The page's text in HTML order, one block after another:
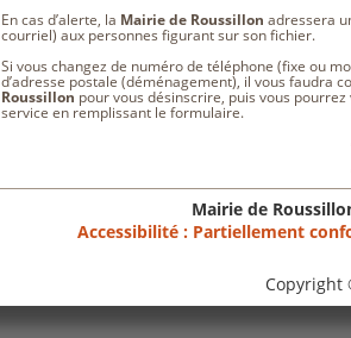
En cas d’alerte, la Mairie de Roussillon adressera
courriel) aux personnes figurant sur son fichier.
Si vous changez de numéro de téléphone (fixe ou
d’adresse postale (déménagement), il vous faudra
Roussillon pour vous désinscrire, puis vous
service en remplissant le formulaire.
Mairie de
Accessibilité : Partiellement
Copyright